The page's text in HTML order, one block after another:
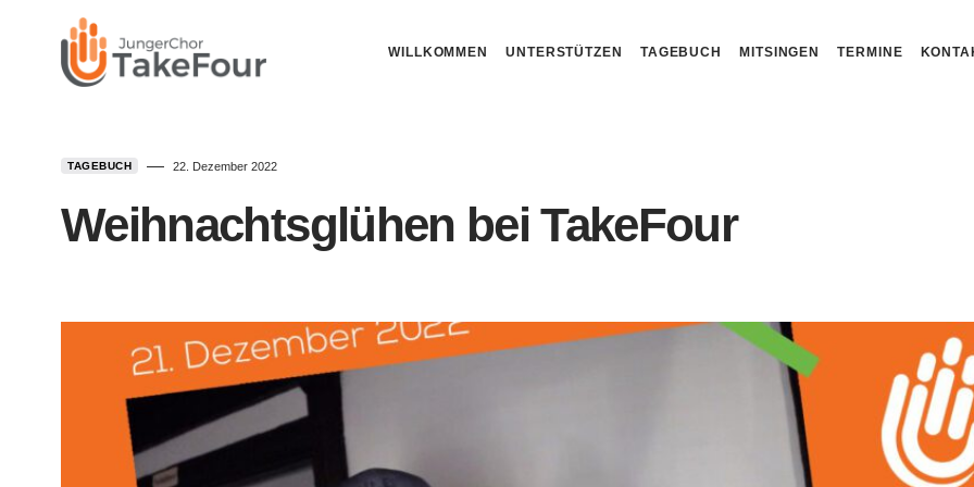
WILLKOMMEN UNTERSTÜTZEN TAGEBUCH MITSINGEN TERMINE
TAGEBUCH 22. Dezember 2022
Weihnachtsglühen bei TakeFour